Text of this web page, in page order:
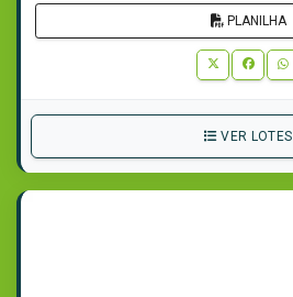
PLANILHA
VER LOTES